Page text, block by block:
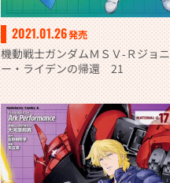
2021.01.26発売
機動戦士ガンダムＭＳＶ‐Ｒジョニ
ー・ライデンの帰還 21